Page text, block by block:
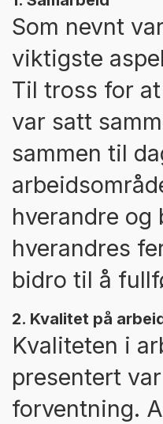
Som nevnt
viktigste
Til tross for
var satt
sammen til
hverandre og
hverandres
bidro til å
2. Kvalitet på
Kvaliteten i
presentert
forventning.